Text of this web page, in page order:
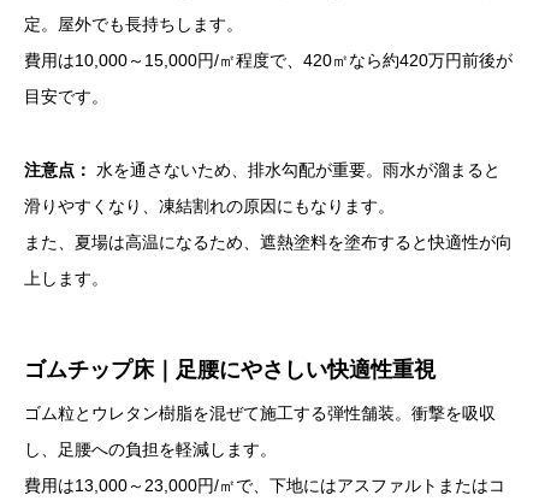
定。屋外でも長持ちします。
費用は10,000～15,000円/㎡程度で、420㎡なら約420万円前後が
目安です。
注意点： 水を通さないため、排水勾配が重要。雨水が溜まると
滑りやすくなり、凍結割れの原因にもなります。
また、夏場は高温になるため、遮熱塗料を塗布すると快適性が向
上します。
ゴムチップ床｜足腰にやさしい快適性重視
ゴム粒とウレタン樹脂を混ぜて施工する弾性舗装。衝撃を吸収
し、足腰への負担を軽減します。
費用は13,000～23,000円/㎡で、下地にはアスファルトまたはコ